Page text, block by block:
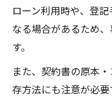
ローン利用時や、登
なる場合があるため
す。
また、契約書の原本
存方法にも注意が必